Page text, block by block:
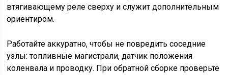
втягивающему реле сверху и служит дополнительным
ориентиром.
Работайте аккуратно, чтобы не повредить соседние
узлы: топливные магистрали, датчик положения
коленвала и проводку. При обратной сборке проверьте